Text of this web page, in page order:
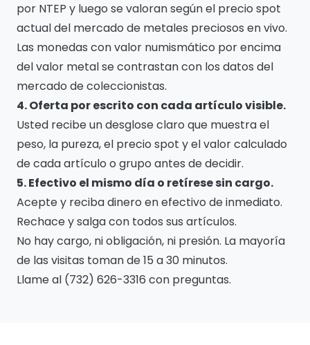
por NTEP y luego se valoran según el precio spot
actual del mercado de metales preciosos en vivo.
Las monedas con valor numismático por encima
del valor metal se contrastan con los datos del
mercado de coleccionistas.
4. Oferta por escrito con cada artículo visible.
Usted recibe un desglose claro que muestra el
peso, la pureza, el precio spot y el valor calculado
de cada artículo o grupo antes de decidir.
5. Efectivo el mismo día o retírese sin cargo.
Acepte y reciba dinero en efectivo de inmediato.
Rechace y salga con todos sus artículos.
No hay cargo, ni obligación, ni presión. La mayoría
de las visitas toman de 15 a 30 minutos.
Llame al (732) 626-3316 con preguntas.